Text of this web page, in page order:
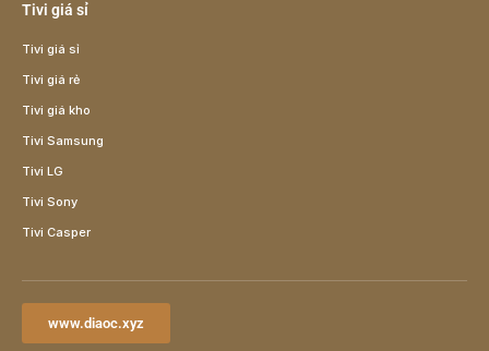
Tivi giá sỉ
Tivi giá sỉ
Tivi giá rẻ
Tivi giá kho
Tivi Samsung
Tivi LG
Tivi Sony
Tivi Casper
www.diaoc.xyz